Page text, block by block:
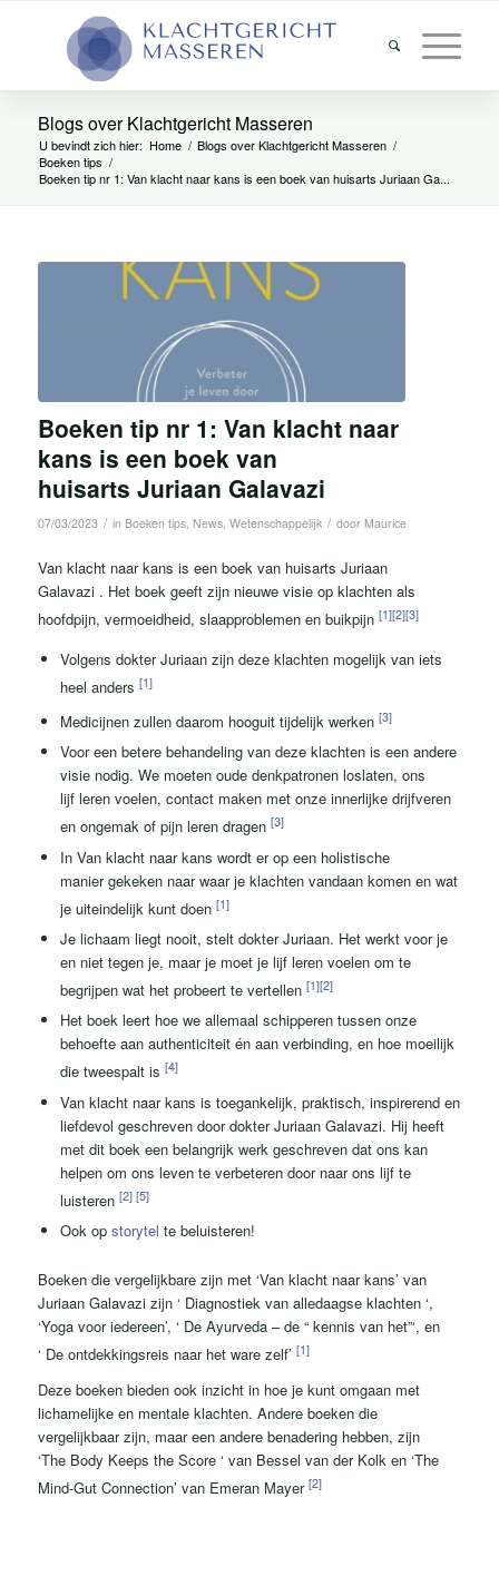
Blogs over Klachtgericht Masseren
U bevindt zich hier: Home / Blogs over Klachtgericht Masseren /
Boeken tips /
Boeken tip nr 1: Van klacht naar kans is een boek van huisarts Juriaan Ga...
Boeken tip nr 1: Van klacht naar
kans is een boek van
huisarts Juriaan Galavazi
07/03/2023 / in Boeken tips, News, Wetenschappelijk / door Maurice
Van klachtnaar kans is een boek van huisarts Juriaan
Galavazi . Het boek geeft zijn nieuwe visie op klachten als
hoofdpijn, vermoeidheid, slaapproblemen en buikpijn [1][2][3]
Volgens dokterJuriaan zijn dezeklachten mogelijk van iets
heel anders [1]
Medicijnen zullen daarom hooguit tijdelijk werken [3]
Voor een betere behandeling van deze klachten is een andere
visie nodig. We moeten oude denkpatronen loslaten, ons
lijfleren voelen, contact maken met onze innerlijke drijfveren
en ongemak ofpijn leren dragen [3]
In Van klacht naar kans wordt er op een holistische
maniergekeken naar waarje klachten vandaan komen en wat
je uiteindelijk kunt doen [1]
Je lichaam liegt nooit, stelt dokter Juriaan. Het werkt voor je
en niet tegen je, maar je moet je lijf leren voelen om te
begrijpen wat het probeert te vertellen [1][2]
Het boek leert hoe we allemaal schipperen tussen onze
behoefte aan authenticiteit én aan verbinding, en hoe moeilijk
die tweespalt is [4]
Van klacht naar kans is toegankelijk, praktisch, inspirerend en
liefdevol geschreven door dokter Juriaan Galavazi. Hij heeft
met dit boek een belangrijk werk geschreven dat ons kan
helpen om ons leven te verbeteren door naar ons lijf te
luisteren [2] [5]
Ook op storytel te beluisteren!
Boeken dievergelijkbare zijn met ‘Van klachtnaarkans’ van
Juriaan Galavazi zijn ‘ Diagnostiek van alledaagse klachten ‘,
‘Yoga voor iedereen’, ‘ De Ayurveda – de “kennis van het”‘, en
‘ De ontdekkingsreis naar het ware zelf’ [1]
Deze boeken bieden ook inzicht in hoe je kunt omgaan met
lichamelijke en mentale klachten. Andere boeken die
vergelijkbaar zijn, maareen andere benadering hebben, zijn
‘TheBody Keeps the Score ‘ vanBessel van der Kolk en ‘The
Mind-Gut Connection’ van Emeran Mayer [2]